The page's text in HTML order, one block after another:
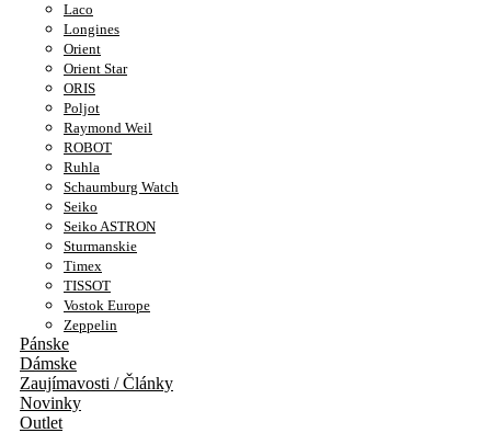
Laco
Longines
Orient
Orient Star
ORIS
Poljot
Raymond Weil
ROBOT
Ruhla
Schaumburg Watch
Seiko
Seiko ASTRON
Sturmanskie
Timex
TISSOT
Vostok Europe
Zeppelin
Pánske
Dámske
Zaujímavosti / Články
Novinky
Outlet